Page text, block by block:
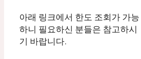
아래 링크에서 한도 조회가 가능
하니 필요하신 분들은 참고하시
기 바랍니다.